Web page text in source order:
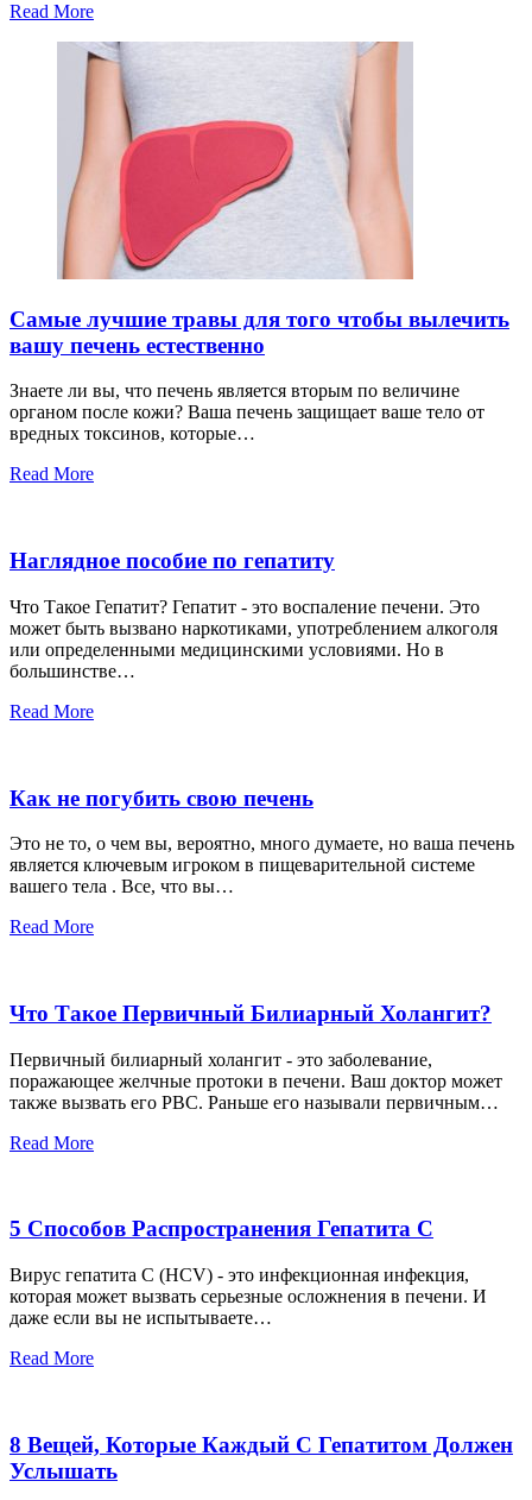
Read More
Самые лучшие травы для того чтобы вылечить
вашу печень естественно
Знаете ли вы, что печень является вторым по величине
органом после кожи? Ваша печень защищает ваше тело от
вредных токсинов, которые…
Read More
Наглядное пособие по гепатиту
Что Такое Гепатит? Гепатит - это воспаление печени. Это
может быть вызвано наркотиками, употреблением алкоголя
или определенными медицинскими условиями. Но в
большинстве…
Read More
Как не погубить свою печень
Это не то, о чем вы, вероятно, много думаете, но ваша печень
является ключевым игроком в пищеварительной системе
вашего тела . Все, что вы…
Read More
Что Такое Первичный Билиарный Холангит?
Первичный билиарный холангит - это заболевание,
поражающее желчные протоки в печени. Ваш доктор может
также вызвать его PBC. Раньше его называли первичным…
Read More
5 Способов Распространения Гепатита С
Вирус гепатита С (HCV) - это инфекционная инфекция,
которая может вызвать серьезные осложнения в печени. И
даже если вы не испытываете…
Read More
8 Вещей, Которые Каждый С Гепатитом Должен
Услышать